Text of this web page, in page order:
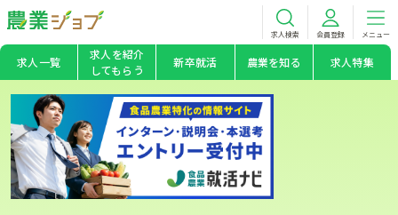
求人検索 会員登録 メニュー
求人一覧
求人を紹介
してもらう
新卒就活 農業を知る 求人特集